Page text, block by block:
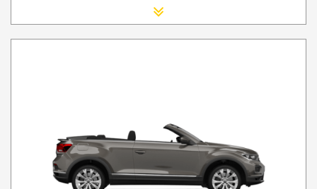
Scaun Nou-nascut
WI-FI 4G nelimitat
Serviciu premium de urgență pe drum
Traversarea frontierei Romania